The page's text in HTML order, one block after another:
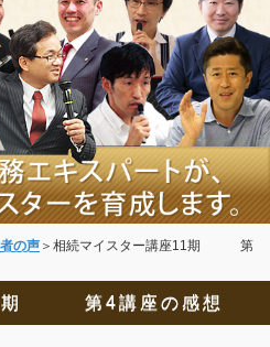
の声＞相続マイスター講座11期 第
期 第4講座の感想